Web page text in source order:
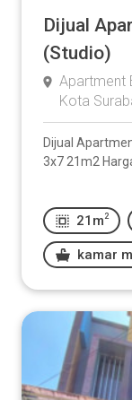
Dijual
(Studio)
Apartment
Kota
Dijual
3x7 21m2
21m 2
kamar